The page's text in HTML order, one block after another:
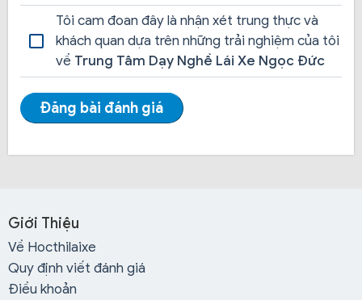
Kinh nghiệm: Các giáo viên đều có từ 3 năm kinh
nghiệm trở lên, không chỉ mang đến kiến thức mà
còn cả những kinh nghiệm lái xe thực tiễn.
Chứng chỉ giảng dạy: Tất cả giáo viên đều được
cấp chứng chỉ sư phạm do Sở Giao thông Vận tải
cấp, đảm bảo tính chuyên nghiệp và uy tín trong
học viên nhanh chóng nắm bắt và tự tin hơn khi lái
xe.
Tôi cam đoan đây là nhận xét trung thực và
khách quan dựa trên những trải nghiệm của tôi
về Trung Tâm Dạy Nghề Lái Xe Ngọc Đức
Đăng bài đánh giá
Giới Thiệu
Về Hocthilaixe
Quy định viết đánh giá
Điều khoản